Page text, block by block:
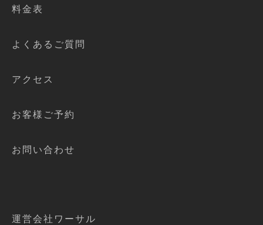
料金表
よくあるご質問
アクセス
お客様ご予約
お問い合わせ
運営会社ワーサル